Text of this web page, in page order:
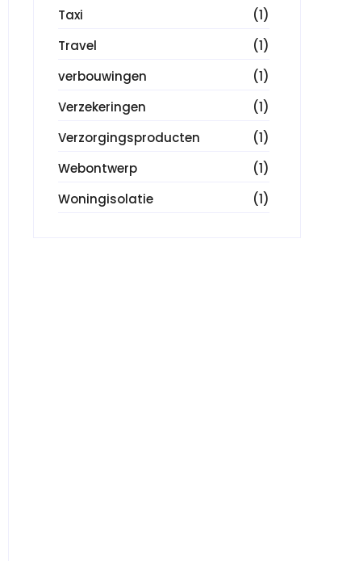
Taxi
(1)
Travel
(1)
verbouwingen
(1)
Verzekeringen
(1)
Verzorgingsproducten
(1)
Webontwerp
(1)
Woningisolatie
(1)